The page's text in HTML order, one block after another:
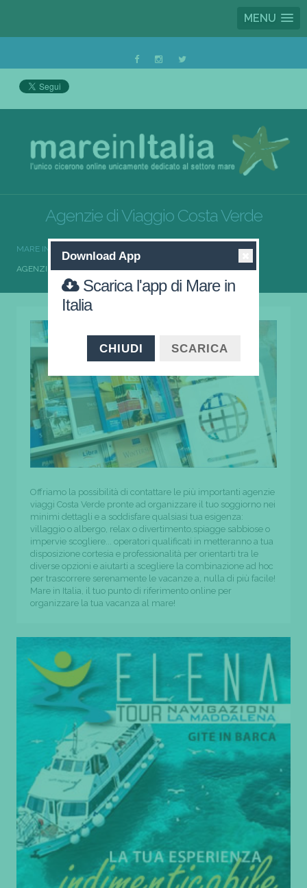
MENU
Agenzie di Viaggio Costa Verde
MARE IN ITALIA
AGENZIE DI VIAGGIO COSTA VERDE
Offriamo la possibilità di contattare le più importanti agenzie
viaggi Costa Verde pronte ad organizzare il tuo soggiorno nei
minimi dettagli e a soddisfare qualsiasi tua esigenza:
villaggio o albergo, relax o divertimento,spiagge sabbiose o
impervie scogliere... operatori qualificati in metteranno a tua
disposizione cortesia e professionalità per orientarti tra le
diverse opzioni e aiutarti a scegliere la combinazione ad hoc
per trascorrere serenamente le vacanze a, nulla di più facile!
Mare in Italia, il tuo punto di riferimento online per
organizzare la tua vacanza al mare!
Download App
Scarica l'app di Mare in
Italia
CHIUDI SCARICA